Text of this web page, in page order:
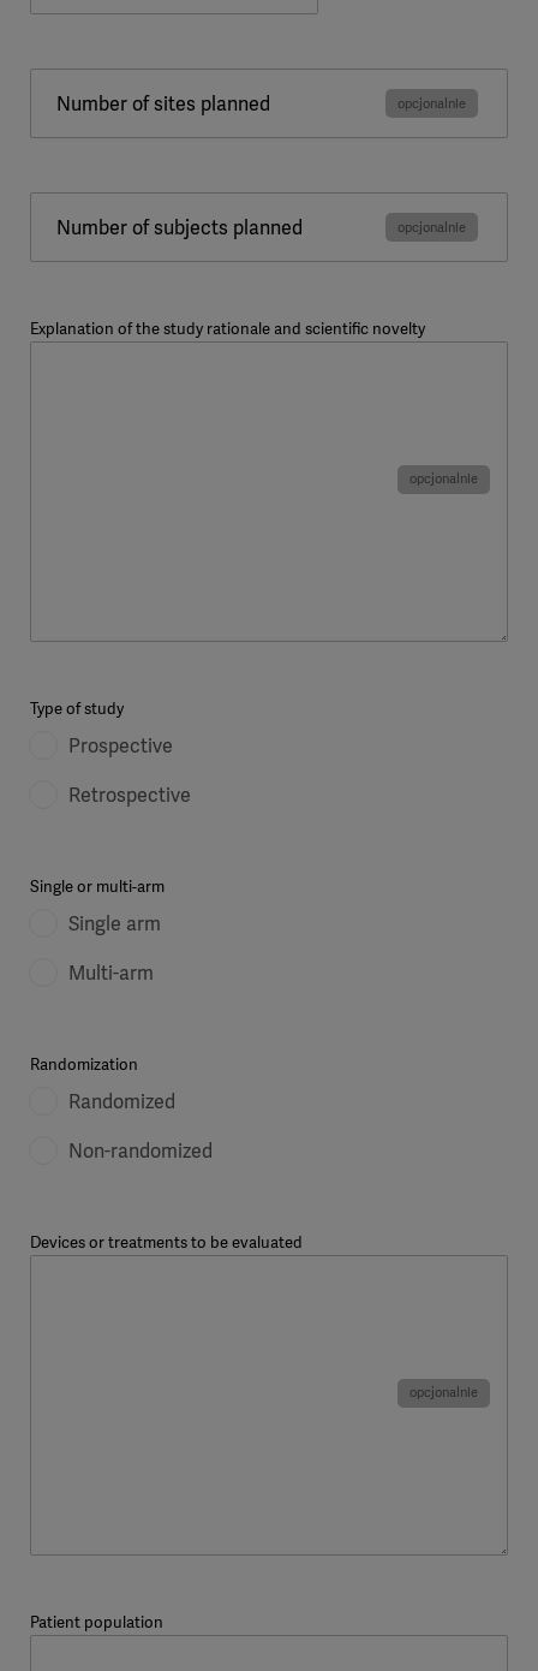
Number of sites planned
Number of subjects planned
Explanation of the study rationale and scientific novelty
Type of study
Prospective
Retrospective
Single or multi-arm
Single arm
Multi-arm
Randomization
Randomized
Non-randomized
Devices or treatments to be evaluated
Patient population